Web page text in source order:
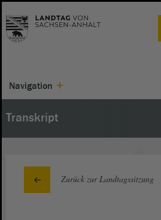
Navigation
Transkript
Zurück zur Landtagssitzung